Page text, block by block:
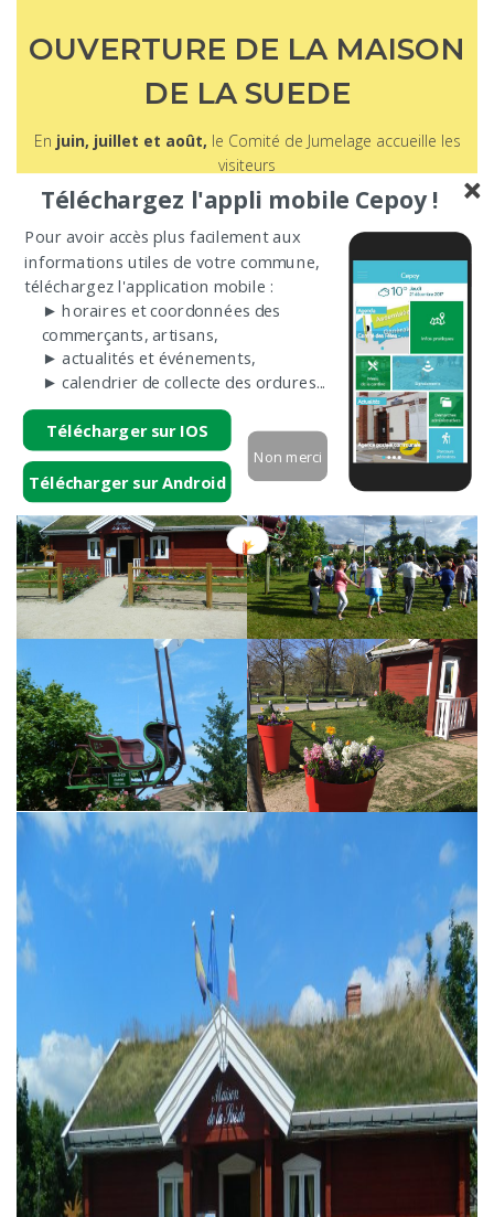
OUVERTURE DE LA MAISON
DE LA SUEDE
En juin, juillet et août, le Comité de Jumelage accueille les
visiteurs
samedi et dimanche
de 10h à 12h puis de 14h à 18h.
Pour plus d’informations :
lamaisondelasuede@gmail.com
06 88 47 27 72
Téléchargez l'appli mobile Cepoy !
Pour avoir accès plus facilement aux
informations utiles de votre commune,
téléchargez l'application mobile :
Télécharger sur IOS
► horaires et coordonnées des
commerçants, artisans,
► actualités et événements,
Télécharger sur Android
Non merci
► calendrier de collecte des ordures...